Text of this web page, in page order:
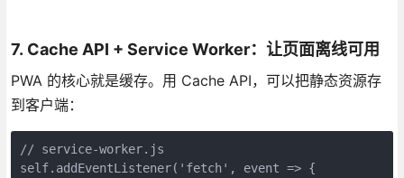
7. Cache API + Service Worker：让页面离线可用
PWA 的核心就是缓存。用 Cache API，可以把静态资源存
到客户端：
// service-worker.js
self.addEventListener('fetch', event => {